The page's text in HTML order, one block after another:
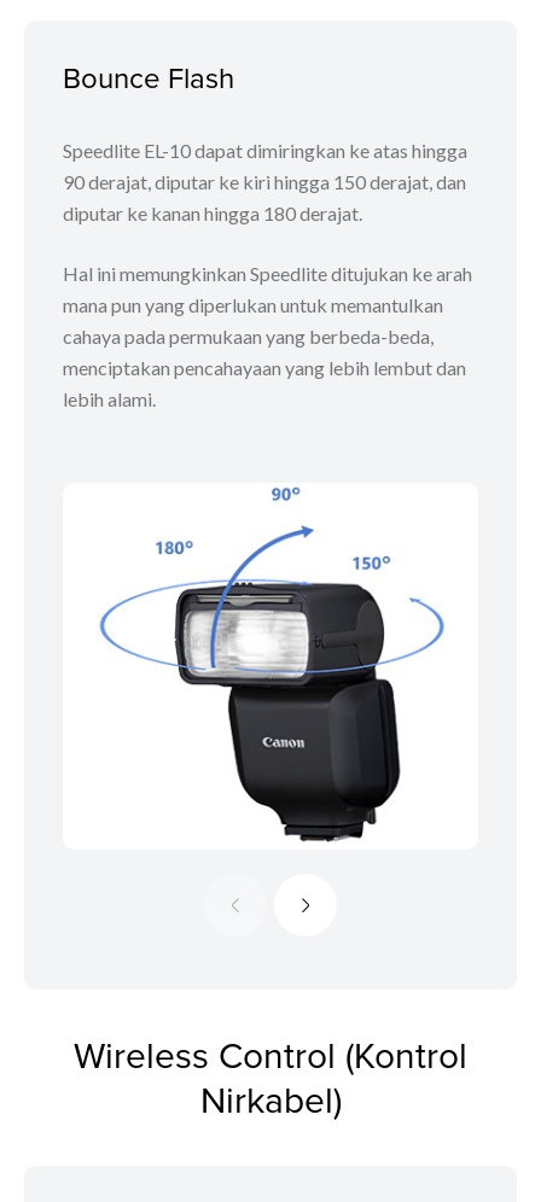
Bounce Flash
Speedlite EL-10 dapat dimiringkan ke atas hingga
90 derajat, diputar ke kiri hingga 150 derajat, dan
diputar ke kanan hingga 180 derajat.
Hal ini memungkinkan Speedlite ditujukan ke arah
mana pun yang diperlukan untuk memantulkan
cahaya pada permukaan yang berbeda-beda,
menciptakan pencahayaan yang lebih lembut dan
lebih alami.
Wireless Control (Kontrol
Nirkabel)